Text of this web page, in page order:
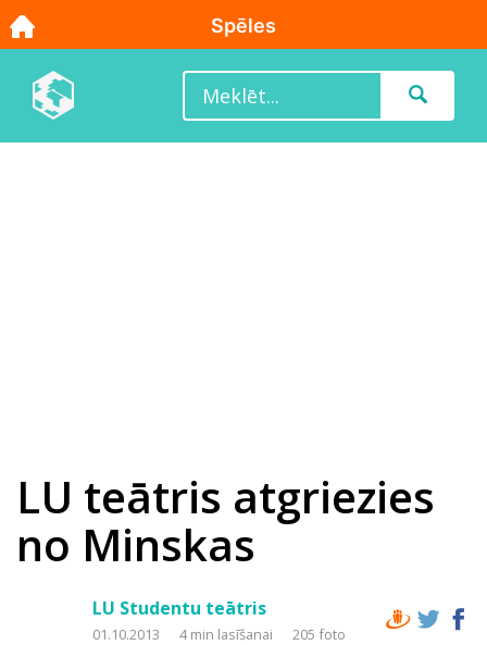
LU teātris atgriezies
no Minskas
LU Studentu teātris
01.10.2013 4 min lasīšanai 205 foto